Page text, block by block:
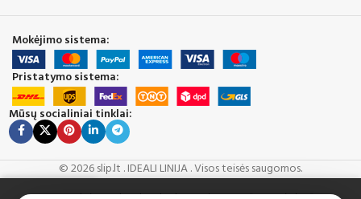
Mokėjimo sistema:
Pristatymo sistema:
Mūsų socialiniai tinklai:
© 2026 slip.lt . IDEALI LINIJA . Visos teisės saugomos.